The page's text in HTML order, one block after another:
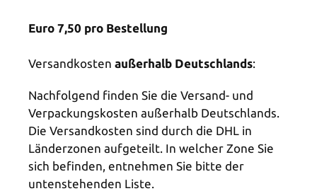
Euro 7,50 pro Bestellung
Versandkosten außerhalb Deutschlands:
Nachfolgend finden Sie die Versand- und
Verpackungskosten außerhalb Deutschlands.
Die Versandkosten sind durch die DHL in
Länderzonen aufgeteilt. In welcher Zone Sie
sich befinden, entnehmen Sie bitte der
untenstehenden Liste.